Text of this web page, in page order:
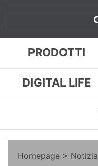
PRODOTTI
DIGITAL LIFE
Homepage > Notizia